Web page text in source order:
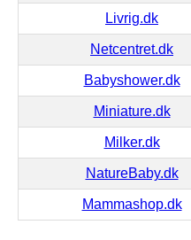
Livrig.dk
Netcentret.dk
Babyshower.dk
Miniature.dk
Milker.dk
NatureBaby.dk
Mammashop.dk